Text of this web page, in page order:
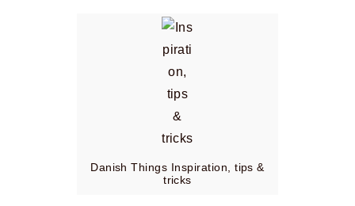
Danish Things Inspiration, tips &
tricks